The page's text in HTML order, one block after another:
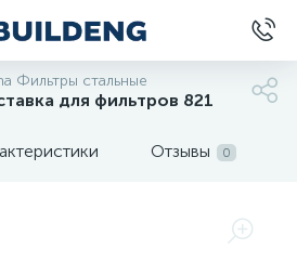
Фильтры стальные
для фильтров 821
Отзывы 0